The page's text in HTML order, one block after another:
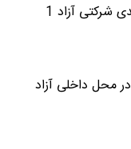
کیلویی 1 میلیون و 10 هزار تومان/ بسته‌بندی شرکتی آزاد 1
محل داخلی آزاد